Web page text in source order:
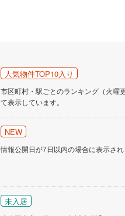
人気物件TOP10入り
市区町村・駅ごとのランキング（火曜
て表示しています。
NEW
情報公開日が7日以内の場合に表示され
未入居